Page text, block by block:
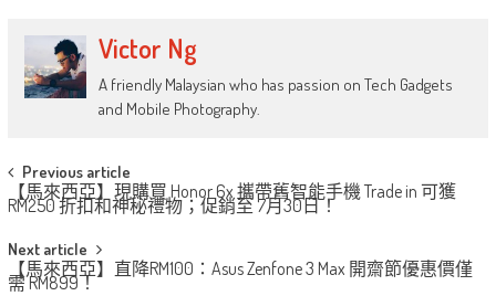
Victor Ng
A friendly Malaysian who has passion on Tech Gadgets
and Mobile Photography.
Post
navigation
Previous article
【馬來西亞】現購買 Honor 6x 攜帶舊智能手機 Trade in 可獲
RM250 折扣和神秘禮物；促銷至 7月30日！
Next article
【馬來西亞】直降RM100：Asus Zenfone 3 Max 開齋節優惠價僅
需 RM899！